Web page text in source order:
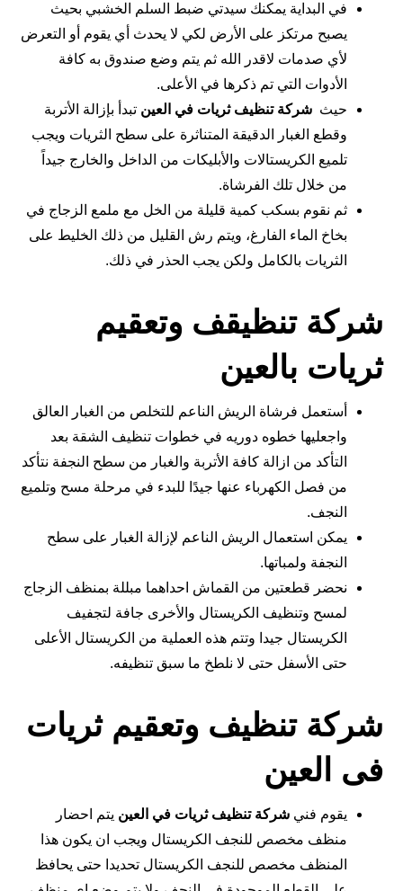
في البداية يمكنك سيدتي ضبط السلم الخشبي بحيث
يصبح مرتكز على الأرض لكي لا يحدث أي يقوم أو التعرض
لأي صدمات لاقدر الله ثم يتم وضع صندوق به كافة
الأدوات التي تم ذكرها في الأعلى.
حيثشركة تنظيف ثريات في العينتبدأ بإزالة الأتربة
وقطع الغبار الدقيقة المتناثرة على سطح الثريات ويجب
تلميع الكريستالات والأبليكات من الداخل والخارج جيداً
من خلال تلك الفرشاة.
ثم نقوم بسكب كمية قليلة من الخل مع ملمع الزجاج في
بخاخ الماء الفارغ، ويتم رش القليل من ذلك الخليط على
الثريات بالكامل ولكن يجب الحذر في ذلك.
شركة تنظيقف وتعقيم
ثريات بالعين
أستعمل فرشاة الريش الناعم للتخلص من الغبار العالق
واجعليها خطوه دوريه في خطوات تنظيف الشقة بعد
التأكد من ازالة كافة الأتربة والغبار من سطح النجفة نتأكد
من فصل الكهرباء عنها جيدًا للبدء في مرحلة مسح وتلميع
النجف.
يمكن استعمال الريش الناعم لإزالة الغبار على سطح
النجفة ولمباتها.
نحضر قطعتين من القماش احداهما مبللة بمنظف الزجاج
لمسح وتنظيف الكريستال والأخرى جافة لتجفيف
الكريستال جيدا وتتم هذه العملية من الكريستال الأعلى
حتى الأسفل حتى لا نلطخ ما سبق تنظيفه.
شركة تنظيف وتعقيم ثريات
فى العين
يقوم فنيشركة تنظيف ثريات في العين يتم احضار
منظف مخصص للنجف الكريستال ويجب ان يكون هذا
المنظف مخصص للنجف الكريستال تحديدا حتى يحافظ